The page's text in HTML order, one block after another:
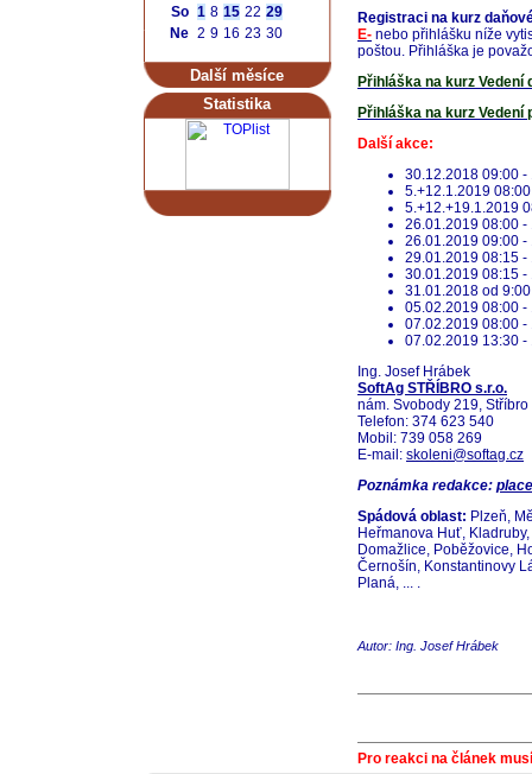
So 1 8 15 22 29
Ne 2 9 16 23 30
Další měsíce
Statistika
Registraci na kurz
E- nebo přihlášku níže
poštou. Přihláška je
Přihláška na kurz
Přihláška na kurz
Další akce:
30.12.2018 09:00
5.+12.1.2019
5.+12.+19.1.2019
26.01.2019 08:00
26.01.2019 09:00
29.01.2019 08:15
30.01.2019 08:15
31.01.2018 od
05.02.2019 08:00
07.02.2019 08:00
07.02.2019 13:30
Ing. Josef Hrábek
SoftAg STŘÍBRO s.r.o.
nám. Svobody 219, Stříbro
Telefon: 374 623 540
Mobil: 739 058 269
E-mail: skoleni@softag.cz
Poznámka redakce:
Spádová oblast: Plzeň,
Heřmanova Huť,
Domažlice, Poběžovice,
Černošín, Konstantinovy
Planá, ... .
Autor: Ing. Josef Hrábek
Pro reakci na článek